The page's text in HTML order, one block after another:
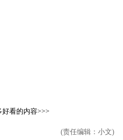
看的内容>>>
(责任编辑：小文)